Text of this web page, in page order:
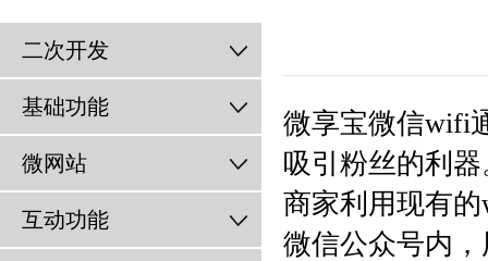
二次开发
基础功能
微网站
互动功能
微享宝微信wifi
吸引粉丝的利器
商家利用现有
微信公众号内